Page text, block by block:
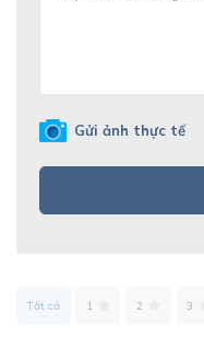
Gửi ảnh thực tế
Tất cả 1 2 3